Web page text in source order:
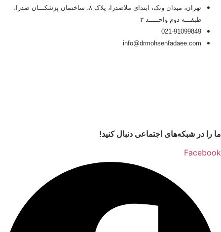
تهران، میدان ونک، ابتدای ملاصدرا، پلاک ۸، ساختمان پزشکـــان صدرا،
طبقـــه دوم واحـــــد ۳
021-91099849
info@drmohsenfadaee.com
ما را در شبکه‌های اجتماعی دنبال کنید!
Facebook